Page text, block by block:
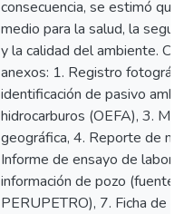
consecuencia, se estimó
medio para la salud, la
y la calidad del ambiente.
anexos: 1. Registro
identificación de pasivo
hidrocarburos (OEFA), 3.
geográfica, 4. Reporte de
Informe de ensayo de
información de pozo (fuente:
PERUPETRO), 7. Ficha de